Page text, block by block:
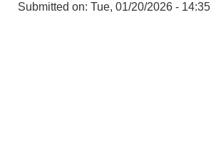
Submitted on: Tue, 01/20/2026 - 14:35